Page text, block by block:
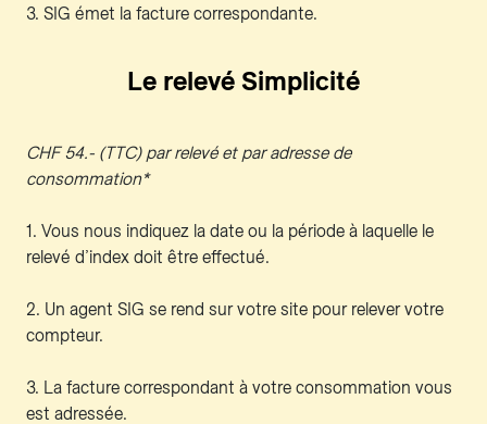
3. SIG émet la facture correspondante.
Le relevé Simplicité
CHF 54.- (TTC) par relevé et par adresse de
consommation*
1. Vous nous indiquez la date ou la période à laquelle le
relevé d’index doit être effectué.
2. Un agent SIG se rend sur votre site pour relever votre
compteur.
3. La facture correspondant à votre consommation vous
est adressée.